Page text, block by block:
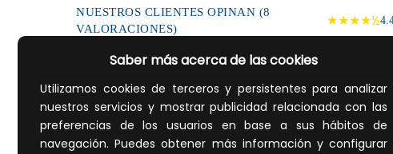
Saber más acerca de las cookies
Utilizamos cookies de terceros y persistentes para analizar
nuestros servicios y mostrar publicidad relacionada con las
preferencias de los usuarios en base a sus hábitos de
navegación. Puedes obtener más información y configurar
NUESTROS CLIENTES OPINAN (8
VALORACIONES)
★★★★½
Juego de tornillos hexagonales DIN 933 (50u) con rosca
métrica y cabezal hexagonal M6x25 mm que está
en clase 4.8. La cabeza está embutida para los diámetro